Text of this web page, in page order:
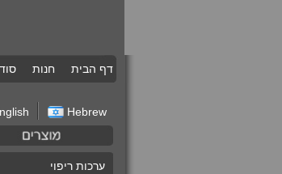
דף הבית חנות
Hebrew
ערכות ריפוי